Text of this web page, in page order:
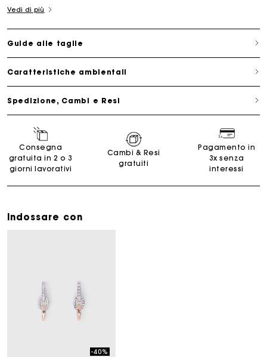
Vedi di più
Guide alle taglie
Caratteristiche ambientali
Spedizione, Cambi e Resi
Consegna
gratuita in 2 o 3
giorni lavorativi
Cambi & Resi
gratuiti
Pagamento in
3x senza
interessi
Indossare con
-40%